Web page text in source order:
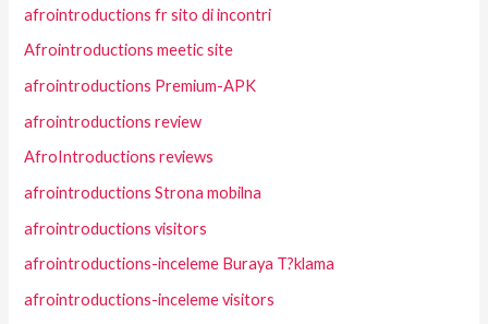
afrointroductions fr sito di incontri
Afrointroductions meetic site
afrointroductions Premium-APK
afrointroductions review
AfroIntroductions reviews
afrointroductions Strona mobilna
afrointroductions visitors
afrointroductions-inceleme Buraya T?klama
afrointroductions-inceleme visitors